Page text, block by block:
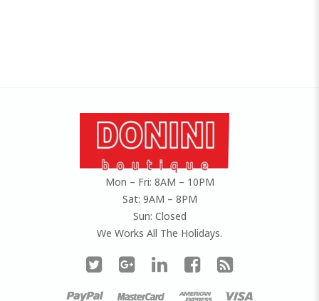
Mon – Fri: 8AM – 10PM
Sat: 9AM – 8PM
Sun: Closed
We Works All The Holidays.